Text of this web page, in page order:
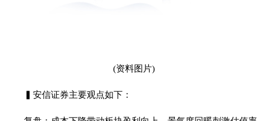
(资料图片)
▍安信证券主要观点如下：